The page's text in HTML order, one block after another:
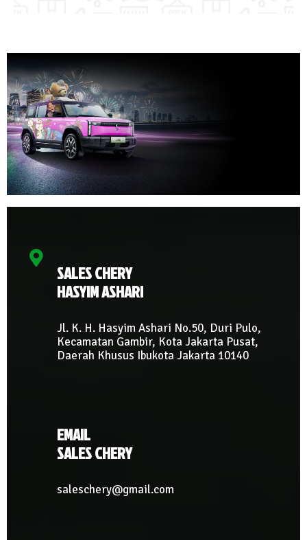
SALES CHERY
HASYIM ASHARI
Jl. K. H. Hasyim Ashari No.50, Duri Pulo,
Kecamatan Gambir, Kota Jakarta Pusat,
Daerah Khusus Ibukota Jakarta 10140
EMAIL
SALES CHERY
saleschery@gmail.com